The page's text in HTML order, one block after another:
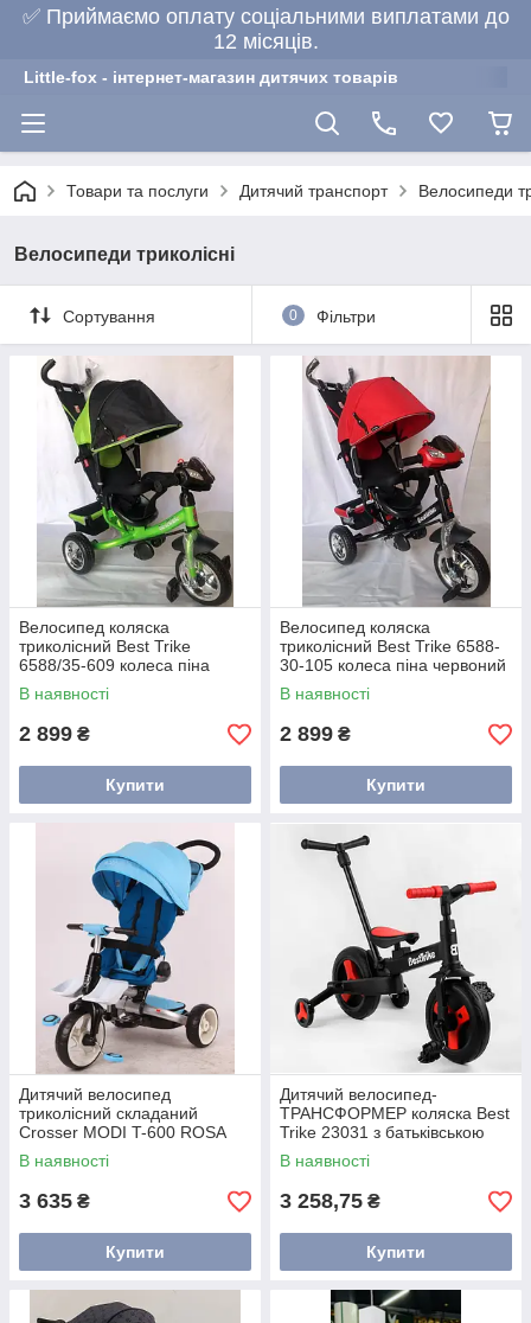
✅ Приймаємо оплату соціальними виплатами до
12 місяців.
Little-fox - інтернет-магазин дитячих товарів
Товари та послуги Дитячий транспорт Велосипеди
Велосипеди триколісні
Сортування 0 Фільтри
Велосипед коляска
триколісний Best Trike
6588/35-609 колеса піна
зелений
В наявності
2 899 ₴
Купити
Велосипед коляска
триколісний Best Trike 6588-
30-105 колеса піна червоний
В наявності
2 899 ₴
Купити
Дитячий велосипед
триколісний складаний
Crosser MODI T-600 ROSA
алюмінієвий з поворотним
сидінням блакитний
В наявності
3 635 ₴
Купити
Дитячий велосипед-
ТРАНСФОРМЕР коляска Best
Trike 23031 з батьківською
ручкою і знімними педалями
В наявності
3 258,75 ₴
Купити